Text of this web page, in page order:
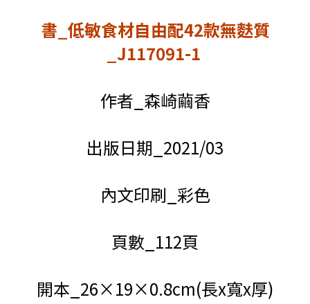
書_低敏食材自由配42款無麩質
_J117091-1
作者_森崎繭香
出版日期_2021/03
內文印刷_彩色
頁數_112頁
開本_26×19×0.8cm(長x寬x厚)